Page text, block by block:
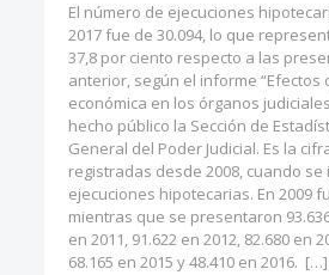
El número de ejecuciones
2017 fue de 30.094, lo que
37,8 por ciento respecto a las
anterior, según el informe “Efectos
económica en los órganos
hecho público la Sección de
General del Poder Judicial. Es la
registradas desde 2008, cuando se
ejecuciones hipotecarias. En 2009
mientras que se presentaron
en 2011, 91.622 en 2012, 82.680 en
68.165 en 2015 y 48.410 en 2016. […]